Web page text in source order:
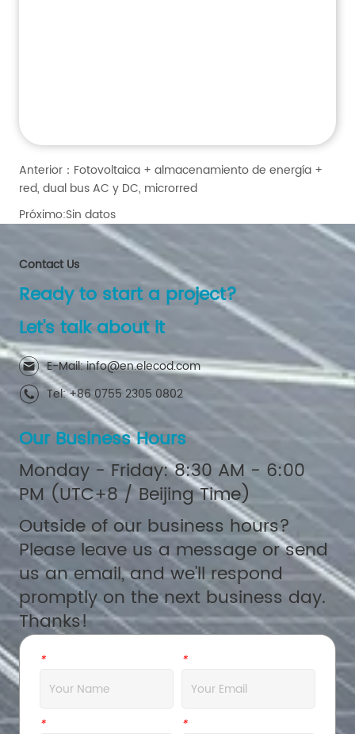
Anterior： Fotovoltaica + almacenamiento de energía +
red, dual bus AC y DC, microrred
Próximo:Sin datos
Contact Us
Ready to start a project?
Let's talk about it
E-Mail: info@en.elecod.com
Tel: +86 0755 2305 0802
Our Business Hours
Monday - Friday: 8:30 AM - 6:00
PM (UTC+8 / Beijing Time)
Outside of our business hours?
Please leave us a message or send
us an email, and we'll respond
promptly on the next business day.
Thanks!
*Name *Email
*Company *Address